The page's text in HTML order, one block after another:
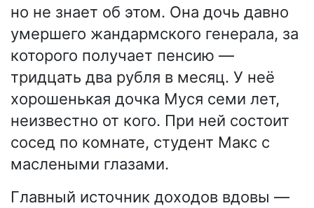
но не знает об этом. Она дочь давно
умершего жандармского генерала, за
которого получает пенсию —
тридцать два рубля в месяц. У неё
хорошенькая дочка Муся семи лет,
неизвестно от кого. При ней состоит
сосед по комнате, студент Макс с
маслеными глазами.
Главный источник доходов вдовы —